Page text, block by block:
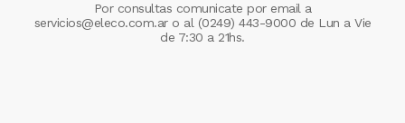
Por consultas comunicate por email a
servicios@eleco.com.aro al (0249) 443-9000 de Lun a Vie
de 7:30 a 21hs.